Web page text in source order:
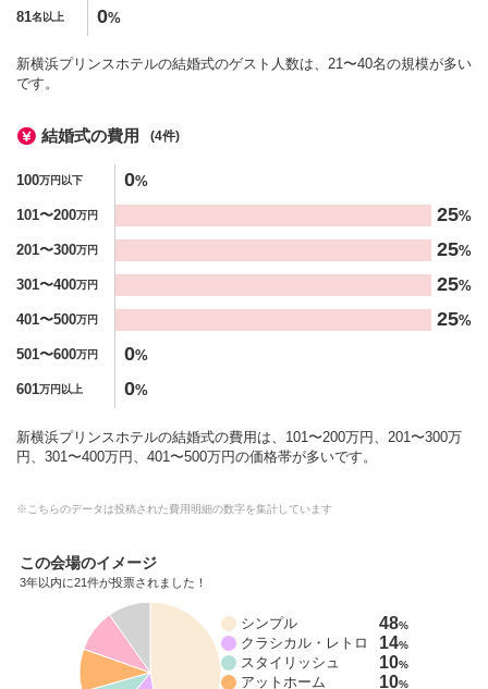
81名以上 0%
新横浜プリンスホテルの結婚式のゲスト人数は、21〜40名の規模が多い
です。
結婚式の費用 (4件)
金額
100万円以下 0%
101〜200万円 25%
201〜300万円 25%
301〜400万円 25%
401〜500万円 25%
501〜600万円 0%
601万円以上 0%
新横浜プリンスホテルの結婚式の費用は、101〜200万円、201〜300万
円、301〜400万円、401〜500万円の価格帯が多いです。
※こちらのデータは投稿された費用明細の数字を集計しています
この会場のイメージ
3年以内に21件が投票されました！
シンプル 48%
クラシカル・レトロ 14%
スタイリッシュ 10%
アットホーム 10%